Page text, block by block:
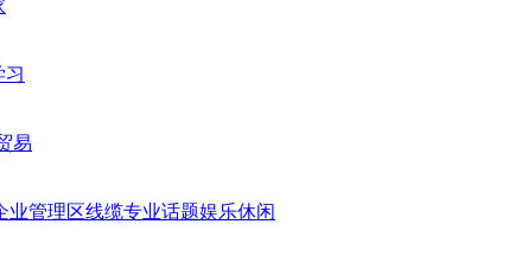
习
易
业管理区线缆专业话题娱乐休闲